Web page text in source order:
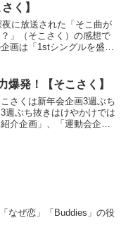
く】
夜に放送された「そこ曲が
」（そこさく）の感想で
画は「1stシングルを盛り
いう意...
爆発！【そこさく】
さくは新年会企画3週ぶち
週ぶち抜きはけやかけでは
紹介企画」、「運動会企
なぜ恋」「Buddies」の役